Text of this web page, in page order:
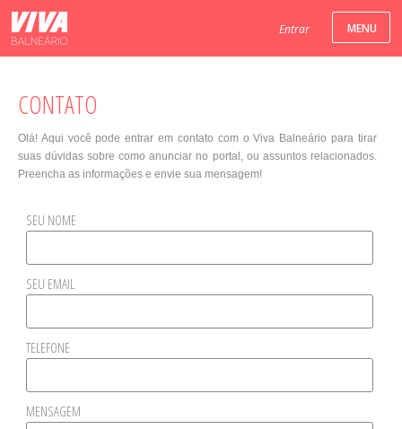
Entrar
CONTATO
Olá! Aqui você pode entrar em contato com o Viva Balneário para tirar
suas dúvidas sobre como anunciar no portal, ou assuntos relacionados.
Preencha as informações e envie sua mensagem!
SEU NOME
SEU EMAIL
TELEFONE
MENSAGEM